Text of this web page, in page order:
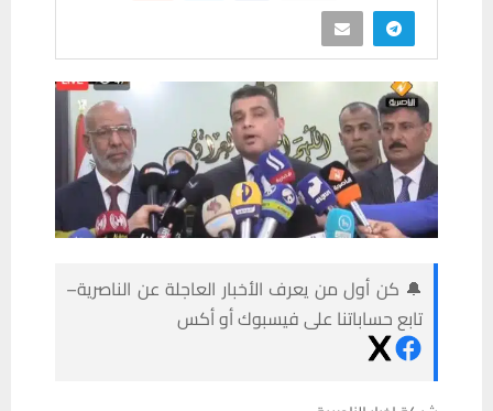
🔔 كن أول من يعرف الأخبار العاجلة عن الناصرية–
تابع حساباتنا على فيسبوك أو أكس